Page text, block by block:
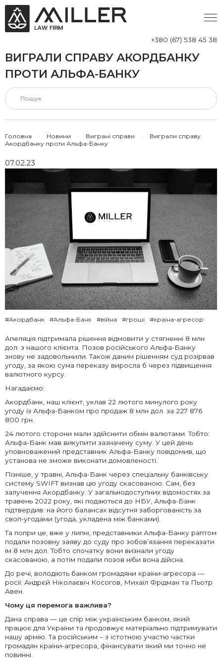
+380 (67) 538 45 38
ВИГРАЛИ СПРАВУ АКОРДБАНКУ
ПРОТИ АЛЬФА-БАНКУ
Головна > Новини > Виграні справи >
Виграли справу
Акордбанку проти Альфа-Банку
07.02.23
#Акордбанк #Альфа-Банк #війна #гроші #країна-агресор
Апеляція підтримала рішення відмовити у стягненні 8 млн
дол. з нашого клієнта. Позов російського Альфа-Банку
знову не задовольнили. Також даним рішенням суд розірвав
угоду, за якою сума переказу виросла б через підвищення
валютного курсу.
Нагадаємо:
Акордбанк, наш клієнт, уклав 22 лютого минулого року
угоду із Альфа-Банком про продаж 8 млн дол. за 227 876
800 грн.
24 лютого сторони мали здійснити обмін валютами. Тобто:
Альфа-Банк мав викупити зазначену суму. У цей день
уповноважений представник Альфа-Банку повідомив, що
установа не зможе виконати домовленості.
Пізніше, у травні, Альфа-Банк через спеціальну банківську
систему SWIFT визнав цю угоду скасованою. Сам, без
залучення Акордбанку. У загальнодоступних відомостях за
травень 2022 року, які подаються до НБУ, Альфа-Банк
підтвердив: на його балансах відсутня заборгованість за
своп-угодами (угода, укладена між банками).
Та попри це, вже у липні, представники Альфа-Банку раптом
подали позовну заяву до суду про зобов’язання переказати
їм 8 млн дол. Тобто спочатку вони визнали угоду
скасованою, а потім подали позов ніби вона дійсна.
До речі, володіють банком громадяни країни-агресора —
росії: Андрєй Ніколаєвіч Косогов, Михаїл Фрідман та Пьотр
Авен.
Чому ця перемога важлива?
Дана справа — це спір між українським банком, який
працює для України та продовжує матеріально підтримувати
нашу армію. Та російським – з істотною участю частки
громадян країни-агресора, фінансувати який ми точно не
повинні.